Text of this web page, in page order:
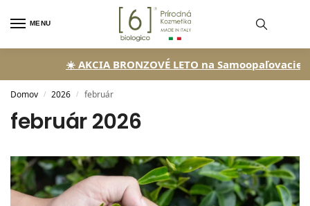
MENU
☀️ AKCIA BRONZOVÉ LETO na Samoopaľovacie
Domov / 2026 / február
február 2026